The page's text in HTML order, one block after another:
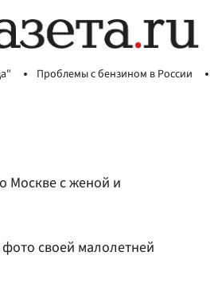
Проблемы с бензином в России
Москве с женой и
своей малолетней